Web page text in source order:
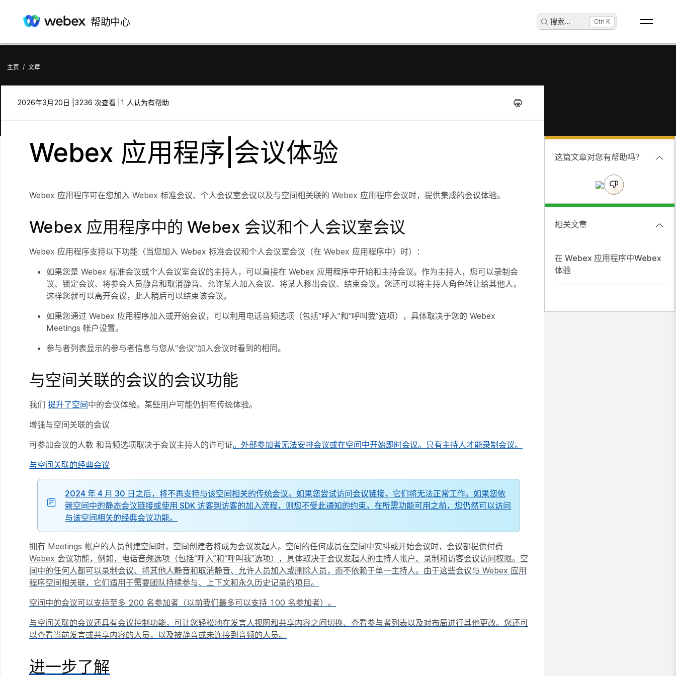
帮助中心 搜索... Ctrl K
主页 / 文章
2026年3月20日 | 3236 次查看 | 1 人认为有帮助
Webex 应用程序|会议体验
Webex 应用程序可在您加入 Webex 标准会议、个人会议室会议以及与空间相关联的 Webex 应用程序会议时，提供集成的会议体验。
Webex 应用程序中的 Webex 会议和个人会议室会议
Webex 应用程序支持以下功能（当您加入 Webex 标准会议和个人会议室会议（在 Webex 应用程序中）时）：
如果您是 Webex 标准会议或个人会议室会议的主持人，可以直接在 Webex 应用程序中开始和主持会议。作为主持人，您可以录制会
议、锁定会议、将参会人员静音和取消静音、允许某人加入会议、将某人移出会议、结束会议。您还可以将主持人角色转让给其他人，
这样您就可以离开会议，此人稍后可以结束该会议。
如果您通过 Webex 应用程序加入或开始会议，可以利用电话音频选项（包括“呼入”和“呼叫我”选项），具体取决于您的 Webex
Meetings 帐户设置。
参与者列表显示的参与者信息与您从“会议”加入会议时看到的相同。
与空间关联的会议的会议功能
我们 提升了空间中的会议体验。某些用户可能仍拥有传统体验。
增强与空间关联的会议
可参加会议的人数 和音频选项取决于会议主持人的许可证。外部参加者无法安排会议或在空间中开始即时会议。只有主持人才能录制会议。
与空间关联的经典会议
2024 年 4 月 30 日之后，将不再支持与该空间相关的传统会议。如果您尝试访问会议链接，它们将无法正常工作。如果您依
赖空间中的静态会议链接或使用 SDK 访客到访客的加入流程，则您不受此通知的约束。在所需功能可用之前，您仍然可以访问
与该空间相关的经典会议功能。
拥有 Meetings 帐户的人员创建空间时，空间创建者将成为会议发起人。空间的任何成员在空间中安排或开始会议时，会议都提供付费
Webex 会议功能，例如，电话音频选项（包括“呼入”和“呼叫我”选项），具体取决于会议发起人的主持人帐户、录制和访客会议访问权限。空
间中的任何人都可以录制会议、将其他人静音和取消静音、允许人员加入或删除人员，而不依赖于单一主持人。由于这些会议与 Webex 应用
程序空间相关联，它们适用于需要团队持续参与、上下文和永久历史记录的项目。
空间中的会议可以支持至多 200 名参加者（以前我们最多可以支持 100 名参加者）。
与空间关联的会议还具有会议控制功能，可让您轻松地在发言人视图和共享内容之间切换、查看参与者列表以及对布局进行其他更改。您还可
以查看当前发言或共享内容的人员，以及被静音或未连接到音频的人员。
进一步了解
这篇文章对您有帮助吗？
相关文章
在 Webex 应用程序中Webex
体验